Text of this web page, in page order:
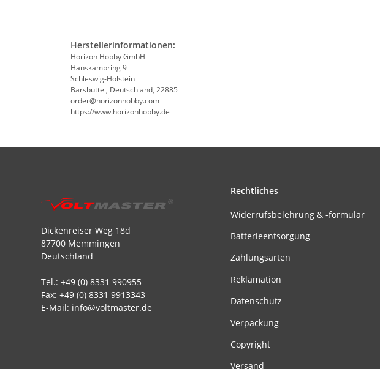
Herstellerinformationen:
Horizon Hobby GmbH
Hanskampring 9
Schleswig-Holstein
Barsbüttel, Deutschland, 22885
order@horizonhobby.com
https://www.horizonhobby.de
Dickenreiser Weg 18d
87700 Memmingen
Deutschland
Tel.: +49 (0) 8331 990955
Fax: +49 (0) 8331 9913343
E-Mail: info@voltmaster.de
Rechtliches
Widerrufsbelehrung & -formular
Batterieentsorgung
Zahlungsarten
Reklamation
Datenschutz
Verpackung
Copyright
Versand